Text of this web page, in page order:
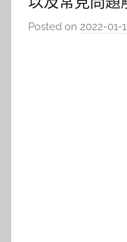
Posted on 2022-01-